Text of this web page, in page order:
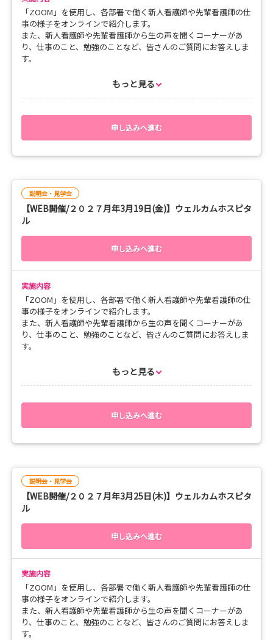
「ZOOM」を使用し、各部署で働く新人看護師や先輩看護師の仕
事の様子をオンラインで紹介します。
また、新人看護師や先輩看護師から生の声を聞くコーナーがあ
り、仕事のこと、勉強のことなど、皆さんのご質問にお答えしま
す。
15:00～ 脳神経外科・脳神経内科 （６東）
15:45～ 循環器内科・心臓血管外科 （7西）
16:30～ 泌尿器・腎臓内科 （10東）
もっと見る
申し込みへ進む
説明会・見学会
【WEB開催/２０２７月年3月19日(金)】ウェルカムホスピタ
ル
申し込みへ進む
実施内容
「ZOOM」を使用し、各部署で働く新人看護師や先輩看護師の仕
事の様子をオンラインで紹介します。
また、新人看護師や先輩看護師から生の声を聞くコーナーがあ
り、仕事のこと、勉強のことなど、皆さんのご質問にお答えしま
す。
15:00～ 専門・認定・JNP・フライトナース・救命救急センター
もっと見る
申し込みへ進む
説明会・見学会
【WEB開催/２０２７月年3月25日(木)】ウェルカムホスピタ
ル
申し込みへ進む
実施内容
「ZOOM」を使用し、各部署で働く新人看護師や先輩看護師の仕
事の様子をオンラインで紹介します。
また、新人看護師や先輩看護師から生の声を聞くコーナーがあ
り、仕事のこと、勉強のことなど、皆さんのご質問にお答えしま
す。